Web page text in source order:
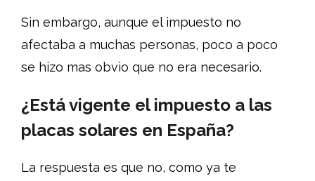
Sin embargo, aunque el impuesto no
afectaba a muchas personas, poco a poco
se hizo mas obvio que no era necesario.
¿Está vigente el impuesto a las
placas solares en España?
La respuesta es que no, como ya te